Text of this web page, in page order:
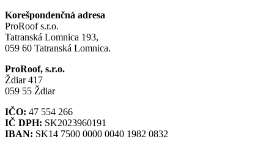
Korešpondenčná adresa
ProRoof s.r.o.
Tatranská Lomnica 193,
059 60 Tatranská Lomnica.
ProRoof, s.r.o.
Ždiar 417
059 55 Ždiar
IČO: 47 554 266
IČ DPH: SK2023960191
IBAN: SK14 7500 0000 0040 1982 0832